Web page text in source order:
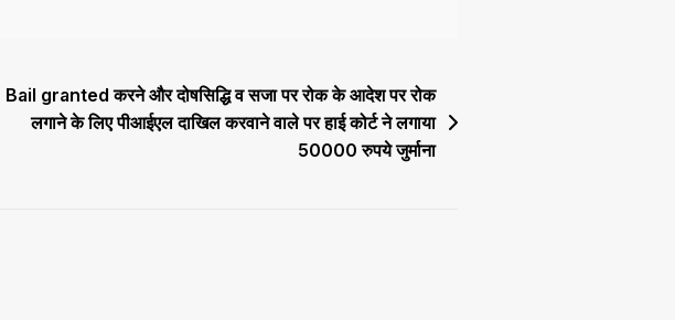
Bail granted करने और दोषसिद्धि व सजा पर रोक के आदेश पर रोक
लगाने के लिए पीआईएल दाखिल करवाने वाले पर हाई कोर्ट ने लगाया
50000 रुपये जुर्माना